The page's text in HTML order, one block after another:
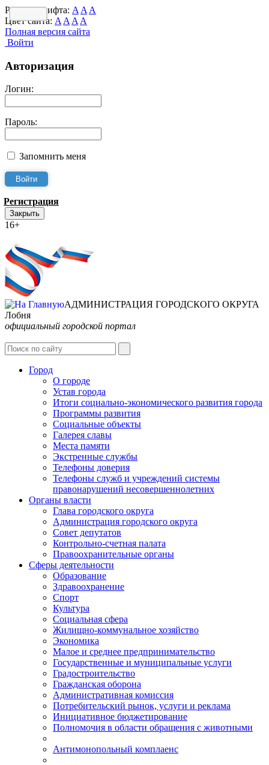
Размер шрифта: A A A
Цвет сайта: A A A A
Полная версия сайта
Войти
Авторизация
Логин:
Пароль:
Запомнить меня
Регистрация
Закрыть
16+
АДМИНИСТРАЦИЯ ГОРОДСКОГО ОКРУГА
Лобня
официальный городской портал
Город
О городе
Устав города
Итоги социально-экономического развития города
Программы развития
Социальные объекты
Галерея славы
Места памяти
Экстренные службы
Телефоны доверия
Телефоны служб и учреждений системы
правонарушений несовершеннолетних
Органы власти
Глава городского округа
Администрация городcкого округа
Совет депутатов
Контрольно-счетная палата
Правоохранительные органы
Сферы деятельности
Образование
Здравоохранение
Спорт
Культура
Социальная сфера
Жилищно-коммунальное хозяйство
Экономика
Малое и среднее предпринимательство
Государственные и муниципальные услуги
Градостроительство
Гражданская оборона
Административная комиссия
Потребительский рынок, услуги и реклама
Инициативное бюджетирование
Полномочия в области обращения с животными
Антимонопольный комплаенс